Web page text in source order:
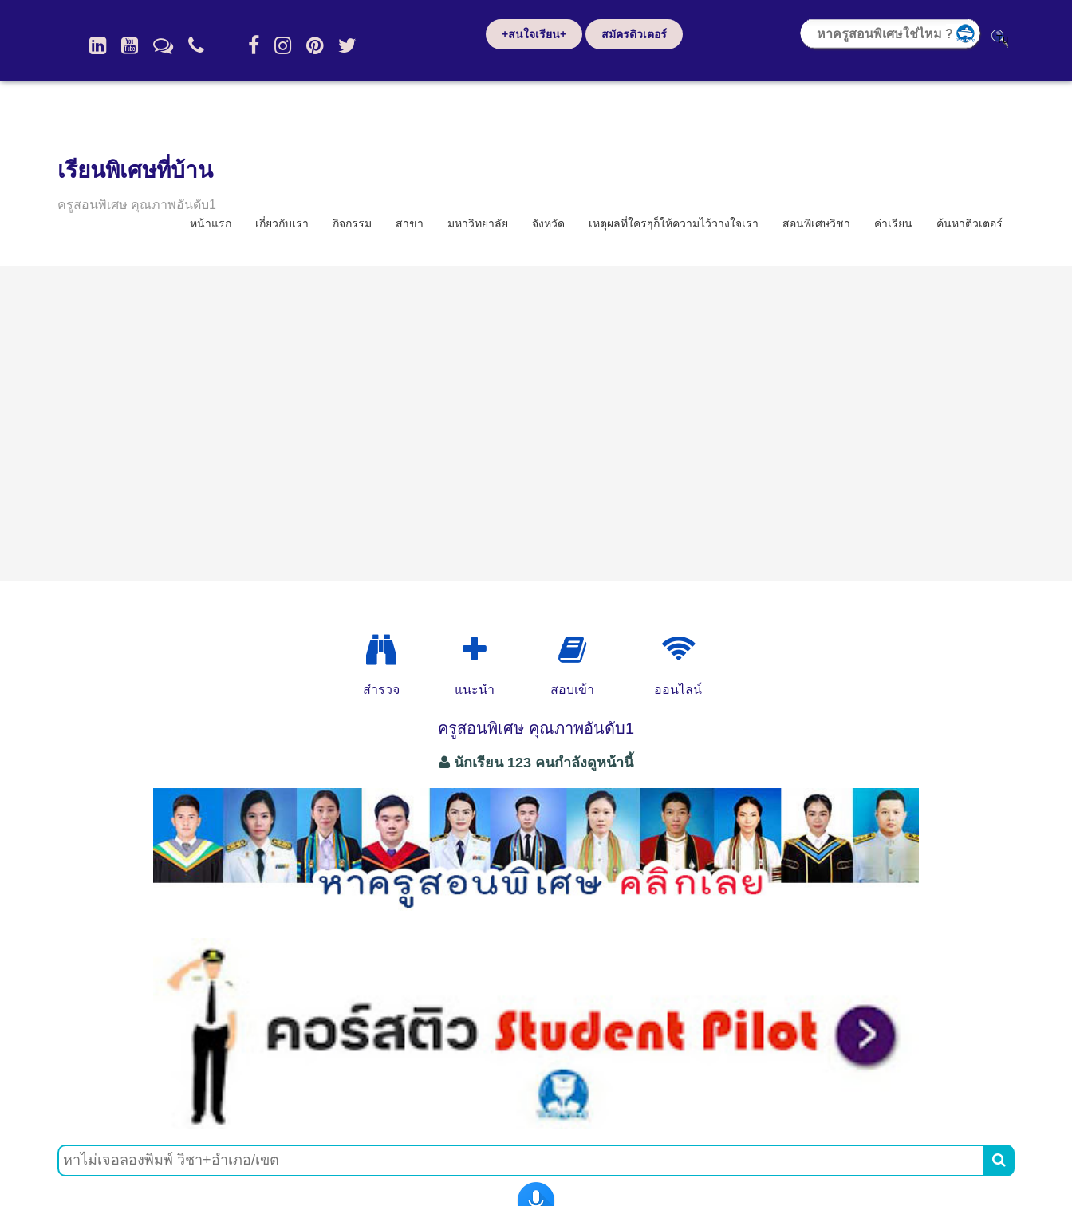
+สนใจเรียน+ สมัครติวเตอร์
เรียนพิเศษที่บ้าน
ครูสอนพิเศษ คุณภาพอันดับ1
หน้าแรก เกี่ยวกับเรา กิจกรรม สาขา มหาวิทยาลัย จังหวัด เหตุผลที่ใครๆก็ให้ความไว้วางใจเรา สอนพิเศษวิชา ค่าเรียน ค้นหาติวเตอร์
สำรวจ แนะนำ สอบเข้า ออนไลน์
ครูสอนพิเศษ คุณภาพอันดับ1
นักเรียน 123 คนกำลังดูหน้านี้
